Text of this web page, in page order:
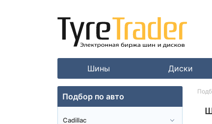
Шины Диски
Подбор по авто